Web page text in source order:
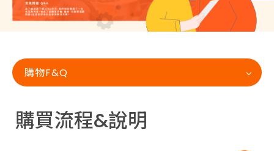
購物F&Q
購買流程&說明